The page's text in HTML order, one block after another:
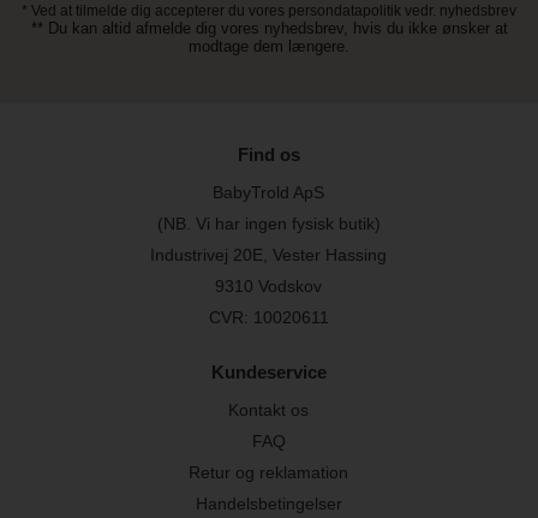
* Ved at tilmelde dig accepterer du vores persondatapolitik vedr. nyhedsbrev
** Du kan altid afmelde dig vores nyhedsbrev, hvis du ikke ønsker at
modtage dem længere.
Find os
BabyTrold ApS
(NB. Vi har ingen fysisk butik)
Industrivej 20E, Vester Hassing
9310 Vodskov
CVR: 10020611
Kundeservice
Kontakt os
FAQ
Retur og reklamation
Handelsbetingelser